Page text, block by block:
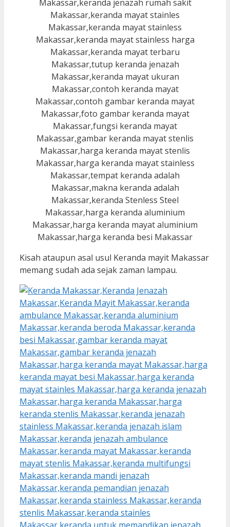
Kisah ataupun asal usul Keranda mayit Makassar
memang sudah ada sejak zaman lampau.